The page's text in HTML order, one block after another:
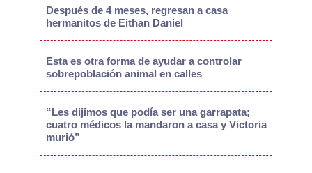
Después de 4 meses, regresan a casa
hermanitos de Eithan Daniel
Esta es otra forma de ayudar a controlar
sobrepoblación animal en calles
“Les dijimos que podía ser una garrapata;
cuatro médicos la mandaron a casa y Victoria
murió”